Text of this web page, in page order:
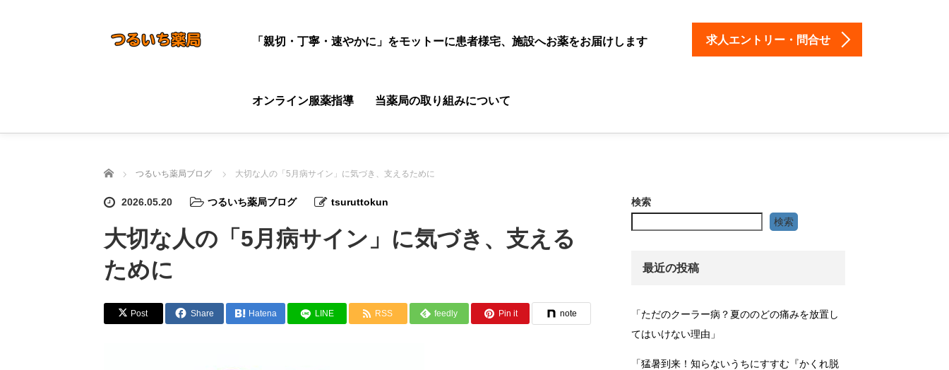
「親切・丁寧・速やかに」をモットーに患者様宅、施設へお薬をお届けします
オンライン服薬指導 当薬局の取り組みについて
求人エントリー・問合せ
ホーム つるいち薬局ブログ 大切な人の「5月病サイン」に気づき、支えるために
2026.05.20 つるいち薬局ブログ tsuruttokun
大切な人の「5月病サイン」に気づき、支える
ために
Post Share Hatena LINE RSS feedly Pin it note
検索
検索
最近の投稿
「ただのクーラー病？夏ののどの痛みを放置し
てはいけない理由」
「猛暑到来！知らないうちにすすむ『かくれ脱